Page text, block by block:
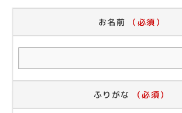
お名前 （必須）
ふりがな （必須）